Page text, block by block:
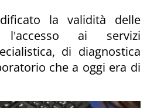
la validità delle
l'accesso ai servizi
di diagnostica
che a oggi era di